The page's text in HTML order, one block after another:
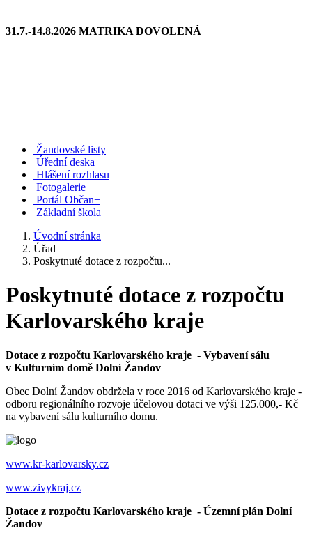
31.7.-14.8.2026 MATRIKA DOVOLENÁ
Žandovské listy
Úřední deska
Hlášení rozhlasu
Fotogalerie
Portál Občan+
Základní škola
Úvodní stránka
Úřad
Poskytnuté dotace z rozpočtu...
Poskytnuté dotace z rozpočtu
Karlovarského kraje
Dotace z rozpočtu Karlovarského kraje - Vybavení sálu
v Kulturním domě Dolní Žandov
Obec Dolní Žandov obdržela v roce 2016 od Karlovarského kraje -
odboru regionálního rozvoje účelovou dotaci ve výši 125.000,- Kč
na vybavení sálu kulturního domu.
www.kr-karlovarsky.cz
www.zivykraj.cz
Dotace z rozpočtu Karlovarského kraje - Územní plán Dolní
Žandov